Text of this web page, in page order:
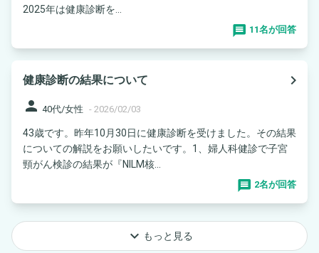
2025年は健康診断を...
11名が回答
健康診断の結果について
navigate_next
person 40代/女性 - 2026/02/03
43歳です。昨年10月30日に健康診断を受けました。その結果
についての解説をお願いしたいです。1、婦人科健診で子宮
頸がん検診の結果が『NILM核...
2名が回答
keyboard_arrow_down もっと見る